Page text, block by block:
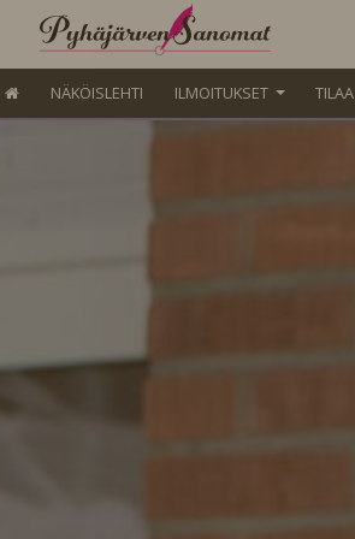
NÄKÖISLEHTI ILMOITUKSET